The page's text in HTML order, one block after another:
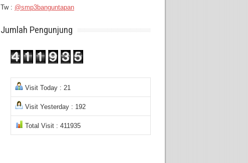
Tw : @smp3banguntapan
Jumlah Pengunjung
Visit Today : 21
Visit Yesterday : 192
Total Visit : 411935